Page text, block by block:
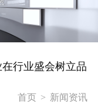
行业盛会树立品
首页 > 新闻资讯